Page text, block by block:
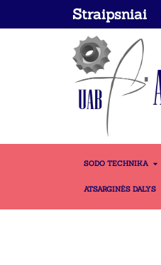
Straipsniai
SODO TECHNIKA
ATSARGINĖS DALYS